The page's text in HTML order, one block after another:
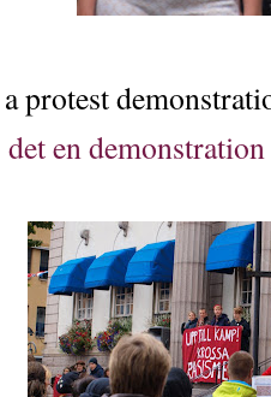
protest
det en